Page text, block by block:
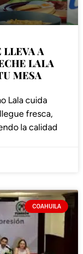
LLEVA A
LALA
MESA
Lala cuida
fresca,
la calidad
COAHUILA